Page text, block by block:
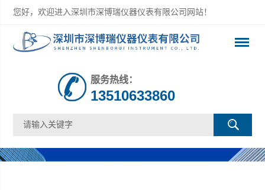
您好，欢迎进入深圳市深博瑞仪器仪表有限公司网站！
服务热线：
13510633860